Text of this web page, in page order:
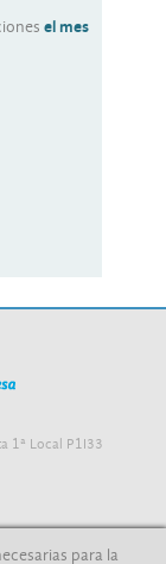
para la
el mes
1ª Local P1I33